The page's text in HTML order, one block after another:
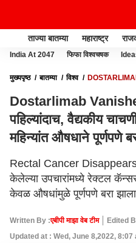
ताज्या बातम्या महाराष्ट्र
India At 2047 फिफा विश्वचषक
मुख्यपृष्ठ बातम्या विश्व
Dostarlimab
पहिल्यांदाच, वैद्यकीय
महिन्यांत औषधाने पूर्णपणे
Rectal Cancer
केलेल्या उपचारांमध्ये रेक्टल
केवळ औषधांमुळे पूर्णपणे बरा
Written By :एबीपी माझा वेब टीम
Edited
Updated at : Wed, June 8,2022, 8:07